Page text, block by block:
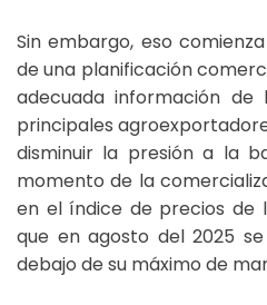
Sin embargo, eso
de una planificación
adecuada información de
principales
disminuir la presión a la
momento de la
en el índice de precios de
que en agosto del 2025
debajo de su máximo de